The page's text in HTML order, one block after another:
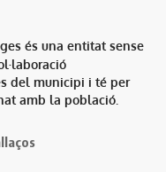
és una entitat sense
del municipi i té per
amb la població.